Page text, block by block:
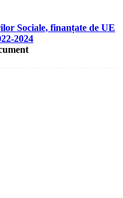
Sociale, finanțate de UE
2024